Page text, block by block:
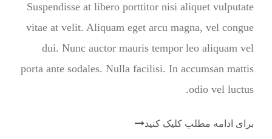
Suspendisse at libero porttitor nisi aliquet vulputate
vitae at velit. Aliquam eget arcu magna, vel congue
dui. Nunc auctor mauris tempor leo aliquam vel
porta ante sodales. Nulla facilisi. In accumsan mattis
odio vel luctus.
برای ادامه مطلب کلیک کنید